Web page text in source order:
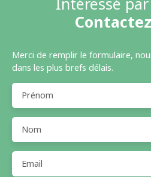
Merci de remplir le formulaire,
dans les plus brefs délais.
Prénom
Nom
Email